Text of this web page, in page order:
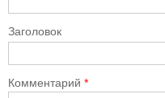
Заголовок
Комментарий *